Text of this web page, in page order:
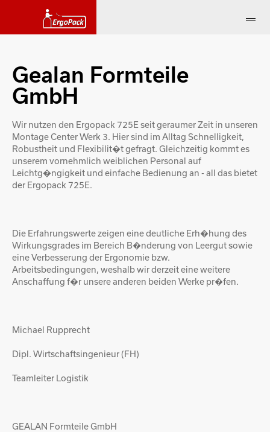
Gealan Formteile
GmbH
Wir nutzen den Ergopack 725E seit geraumer Zeit in unseren
Montage Center Werk 3. Hier sind im Alltag Schnelligkeit,
Robustheit und Flexibilit�t gefragt. Gleichzeitig kommt es
unserem vornehmlich weiblichen Personal auf
Leichtg�ngigkeit und einfache Bedienung an - all das bietet
der Ergopack 725E.
Die Erfahrungswerte zeigen eine deutliche Erh�hung des
Wirkungsgrades im Bereich B�nderung von Leergut sowie
eine Verbesserung der Ergonomie bzw.
Arbeitsbedingungen, weshalb wir derzeit eine weitere
Anschaffung f�r unsere anderen beiden Werke pr�fen.
Michael Rupprecht
Dipl. Wirtschaftsingenieur (FH)
Teamleiter Logistik
GEALAN Formteile GmbH